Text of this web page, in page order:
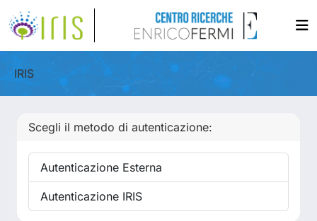
IRIS
Scegli il metodo di autenticazione:
Autenticazione Esterna
Autenticazione IRIS